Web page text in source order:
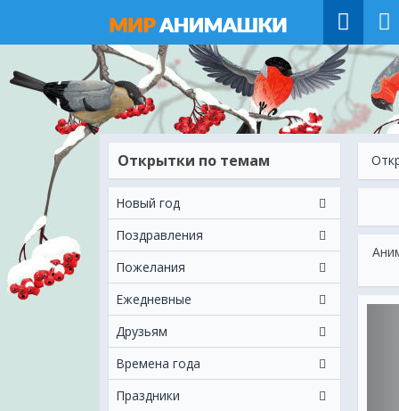
Открытки по темам
Новый год
Поздравления
Пожелания
Ежeдневные
Друзьям
Времена года
Праздники